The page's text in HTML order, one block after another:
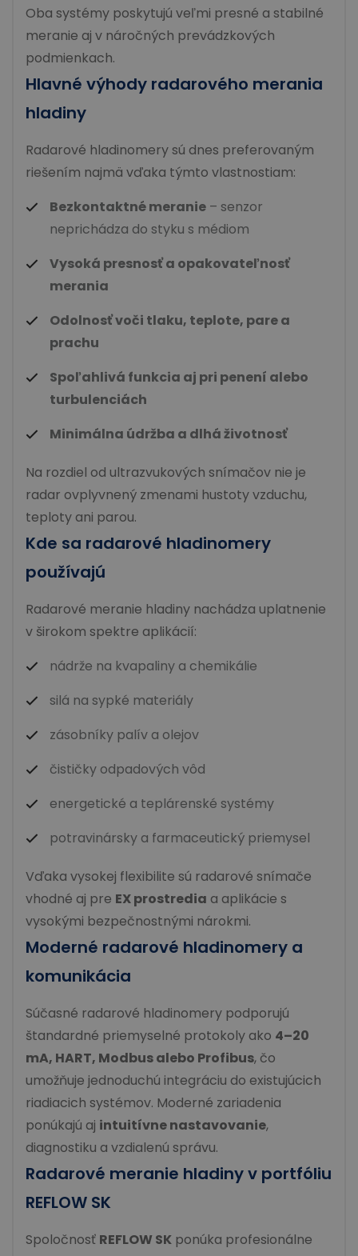
Oba systémy poskytujú veľmi presné a stabilné
meranie aj v náročných prevádzkových
podmienkach.
Hlavné výhody radarového merania
hladiny
Radarové hladinomery sú dnes preferovaným
riešením najmä vďaka týmto vlastnostiam:
Bezkontaktné meranie – senzor
neprichádza do styku s médiom
Vysoká presnosť a opakovateľnosť
merania
Odolnosť voči tlaku, teplote, pare a
prachu
Spoľahlivá funkcia aj pri penení alebo
turbulenciách
Minimálna údržba a dlhá životnosť
Na rozdiel od ultrazvukových snímačov nie je
radar ovplyvnený zmenami hustoty vzduchu,
teploty ani parou.
Kde sa radarové hladinomery
používajú
Radarové meranie hladiny nachádza uplatnenie
v širokom spektre aplikácií:
nádrže na kvapaliny a chemikálie
silá na sypké materiály
zásobníky palív a olejov
čističky odpadových vôd
energetické a teplárenské systémy
potravinársky a farmaceutický priemysel
Vďaka vysokej flexibilite sú radarové snímače
vhodné aj pre EX prostredia a aplikácie s
vysokými bezpečnostnými nárokmi.
Moderné radarové hladinomery a
komunikácia
Súčasné radarové hladinomery podporujú
štandardné priemyselné protokoly ako 4–20
mA, HART, Modbus alebo Profibus, čo
umožňuje jednoduchú integráciu do existujúcich
riadiacich systémov. Moderné zariadenia
ponúkajú aj intuitívne nastavovanie,
diagnostiku a vzdialenú správu.
Radarové meranie hladiny v portfóliu
REFLOW SK
Spoločnosť REFLOW SK ponúka profesionálne